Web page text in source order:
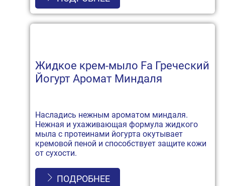
Жидкое крем-мыло Fa Греческий
Йогурт Аромат Миндаля
Насладись нежным ароматом миндаля.
Нежная и ухаживающая формула жидкого
мыла с протеинами йогурта окутывает
кремовой пеной и способствует защите кожи
от сухости.
ПОДРОБНЕЕ